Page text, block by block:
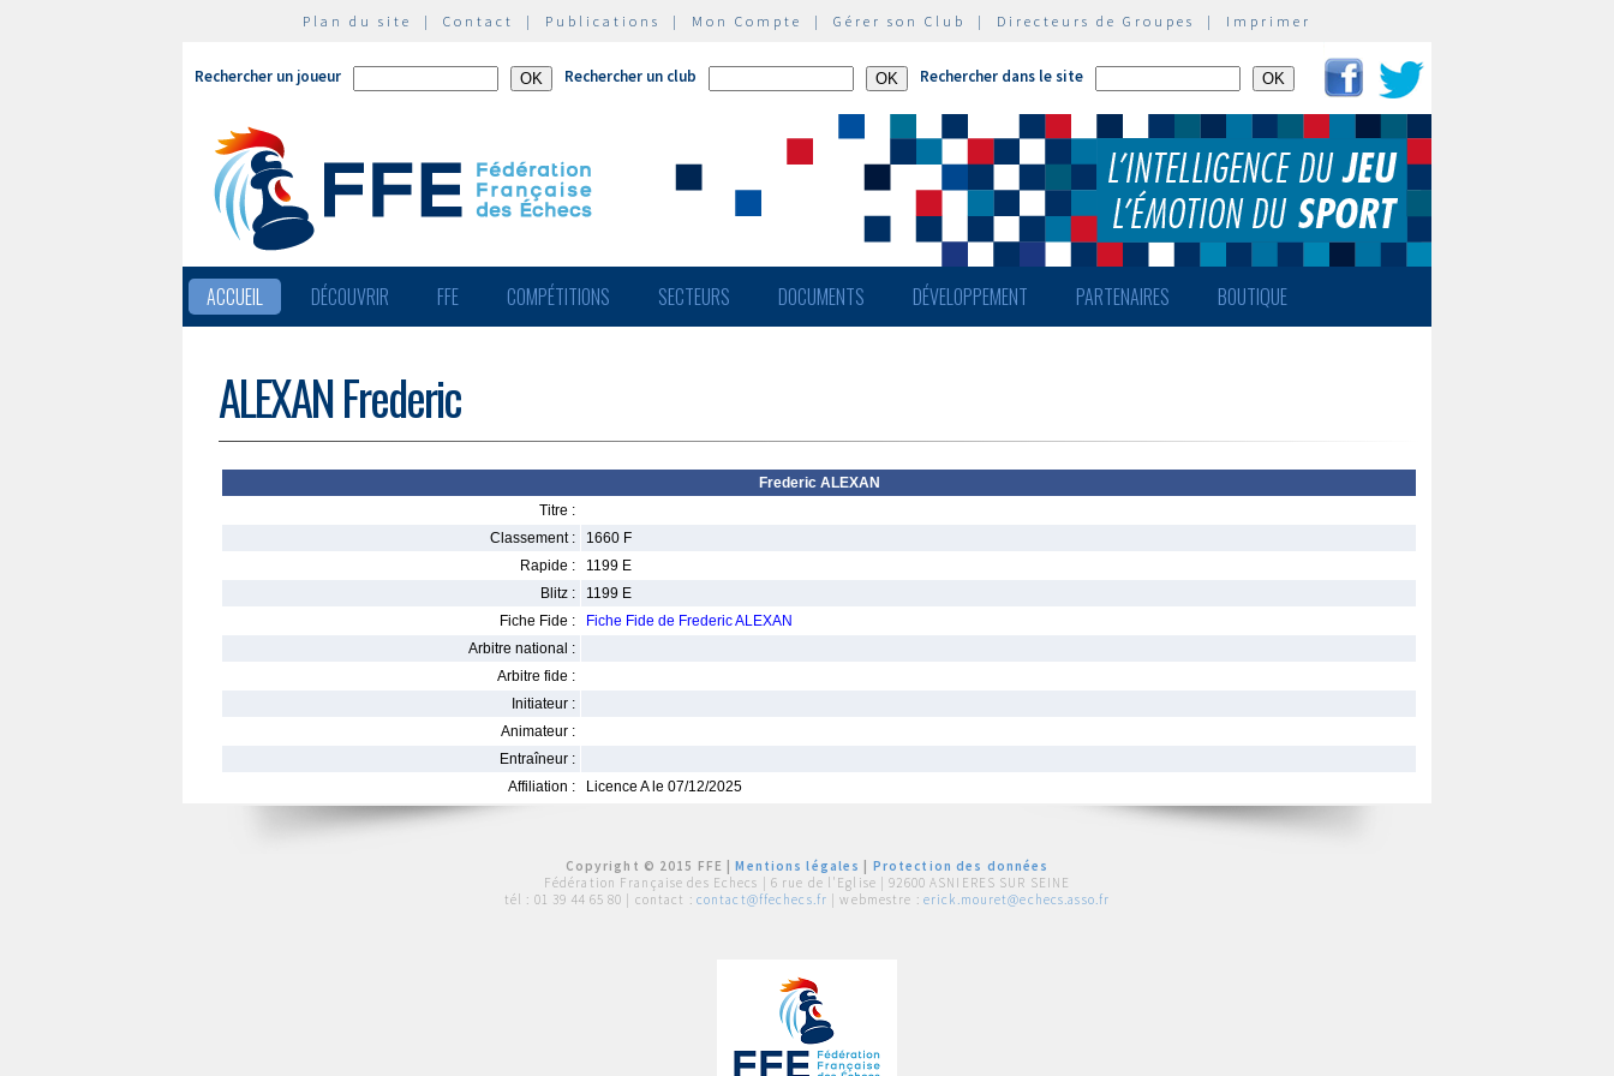
Plan du site | Contact | Publications | Mon Compte | Gérer son Club | Directeurs de Groupes | Imprimer
Rechercher un joueur Rechercher un club Rechercher dans le site
ACCUEIL DÉCOUVRIR FFE COMPÉTITIONS SECTEURS DOCUMENTS DÉVELOPPEMENT PARTENAIRES BOUTIQUE
ALEXAN Frederic
Frederic ALEXAN
Titre :
Classement :
1660 F
Rapide :
1199 E
Blitz :
1199 E
Fiche Fide :
Fiche Fide de Frederic ALEXAN
Arbitre national :
Arbitre fide :
Initiateur :
Animateur :
Entraîneur :
Affiliation :
Licence A le 07/12/2025
Copyright © 2015 FFE |Mentions légales
Protection des données
Fédération Française des Echecs | 6 rue de l'Eglise | 92600 ASNIERES SUR SEINE
tél : 01 39 44 65 80 | contact : contact@ffechecs.fr | webmestre : erick.mouret@echecs.asso.fr